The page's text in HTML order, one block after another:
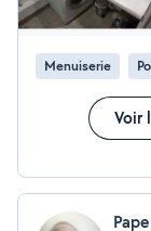
Menuiserie
Voir